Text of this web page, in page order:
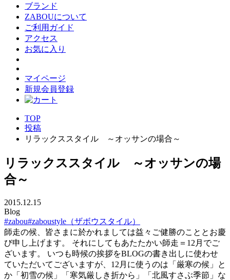
ブランド
ZABOUについて
ご利用ガイド
アクセス
お気に入り
マイページ
新規会員登録
TOP
投稿
リラックススタイル ～オッサンの場合～
リラックススタイル ～オッサンの場
合～
2015.12.15
Blog
#zabou#zaboustyle（ザボウスタイル）
師走の候、皆さまに於かれましては益々ご健勝のこととお慶
び申し上げます。 それにしてもあたたかい師走＝12月でご
ざいます。 いつも時候の挨拶をBLOGの書き出しに使わせ
ていただいてございますが、12月に使うのは「厳寒の候」と
か「初雪の候」「寒気厳しき折から」「北風すさぶ季節」な